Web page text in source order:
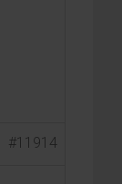
#11914